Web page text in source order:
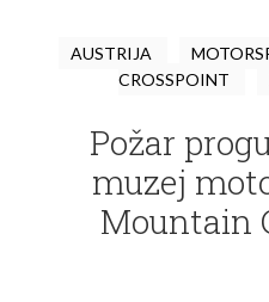
AUSTRIJA
CROSSPOINT
Požar
muzej
Mountain